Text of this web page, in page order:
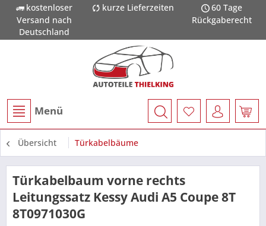
kostenloser
Versand nach
Deutschland
kurze Lieferzeiten
60 Tage
Rückgaberecht
Menü
Übersicht Türkabelbäume
Türkabelbaum vorne rechts
Leitungssatz Kessy Audi A5 Coupe 8T
8T0971030G